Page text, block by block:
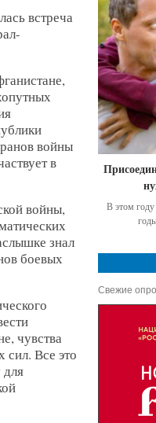
встреча
войны
в
войны,
знал
боевых
чувства
сил. Все это
В этом году
Свежие